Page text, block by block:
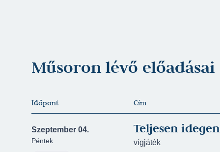
Műsoron lévő előadásai
Időpont Cím
Szeptember 04.
Péntek
Teljesen
vígjáték